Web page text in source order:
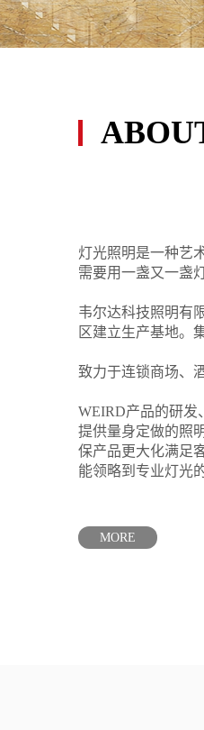
酒店大厅
灯光照明是一种艺
需要用一盏又一盏
韦尔达科技照明有
区建立生产基地。
致力于连锁商场、
WEIRD产品的研发
提供量身定做的照
保产品更大化满足
能领略到专业灯光
MORE